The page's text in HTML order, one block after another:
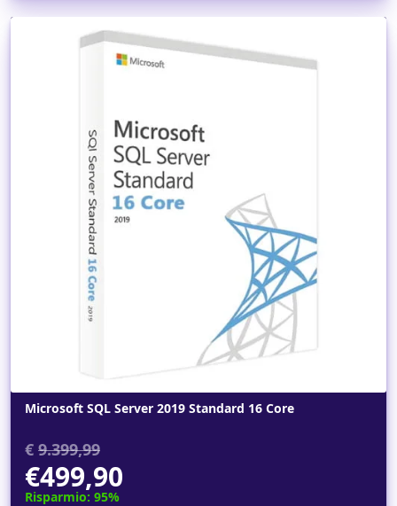
Dettagli
Microsoft SQL Server 2019 Standard 16 Core
€ 9.399,99
€499,90
Risparmio: 95%